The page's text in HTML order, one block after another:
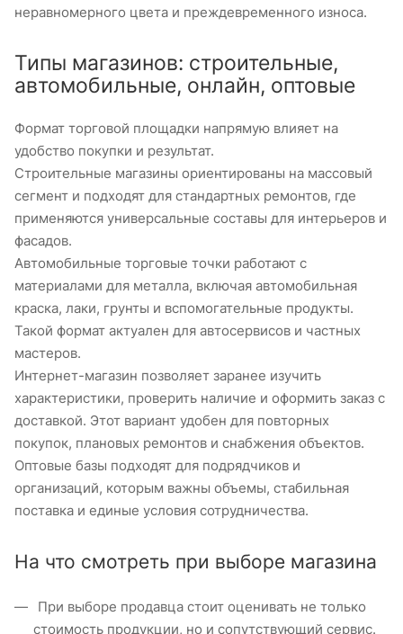
неравномерного цвета и преждевременного износа.
Типы магазинов: строительные,
автомобильные, онлайн, оптовые
Формат торговой площадки напрямую влияет на
удобство покупки и результат.
Строительные магазины ориентированы на массовый
сегмент и подходят для стандартных ремонтов, где
применяются универсальные составы для интерьеров и
фасадов.
Автомобильные торговые точки работают с
материалами для металла, включая автомобильная
краска, лаки, грунты и вспомогательные продукты.
Такой формат актуален для автосервисов и частных
мастеров.
Интернет-магазин позволяет заранее изучить
характеристики, проверить наличие и оформить заказ с
доставкой. Этот вариант удобен для повторных
покупок, плановых ремонтов и снабжения объектов.
Оптовые базы подходят для подрядчиков и
организаций, которым важны объемы, стабильная
поставка и единые условия сотрудничества.
На что смотреть при выборе магазина
При выборе продавца стоит оценивать не только
стоимость продукции, но и сопутствующий сервис.